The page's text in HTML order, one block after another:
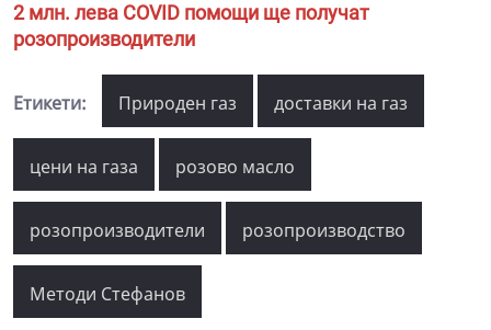
2 млн. лева COVID помощи ще получат
розопроизводители
Етикети: Природен газ доставки на газ
цени на газа розово масло
розопроизводители розопроизводство
Методи Стефанов